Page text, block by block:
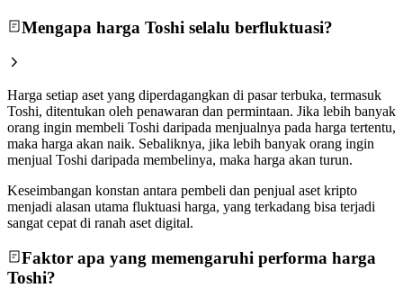
Mengapa harga Toshi selalu berfluktuasi?
Harga setiap aset yang diperdagangkan di pasar terbuka, termasuk
Toshi, ditentukan oleh penawaran dan permintaan. Jika lebih banyak
orang ingin membeli Toshi daripada menjualnya pada harga tertentu,
maka harga akan naik. Sebaliknya, jika lebih banyak orang ingin
menjual Toshi daripada membelinya, maka harga akan turun.
Keseimbangan konstan antara pembeli dan penjual aset kripto
menjadi alasan utama fluktuasi harga, yang terkadang bisa terjadi
sangat cepat di ranah aset digital.
Faktor apa yang memengaruhi performa harga
Toshi?